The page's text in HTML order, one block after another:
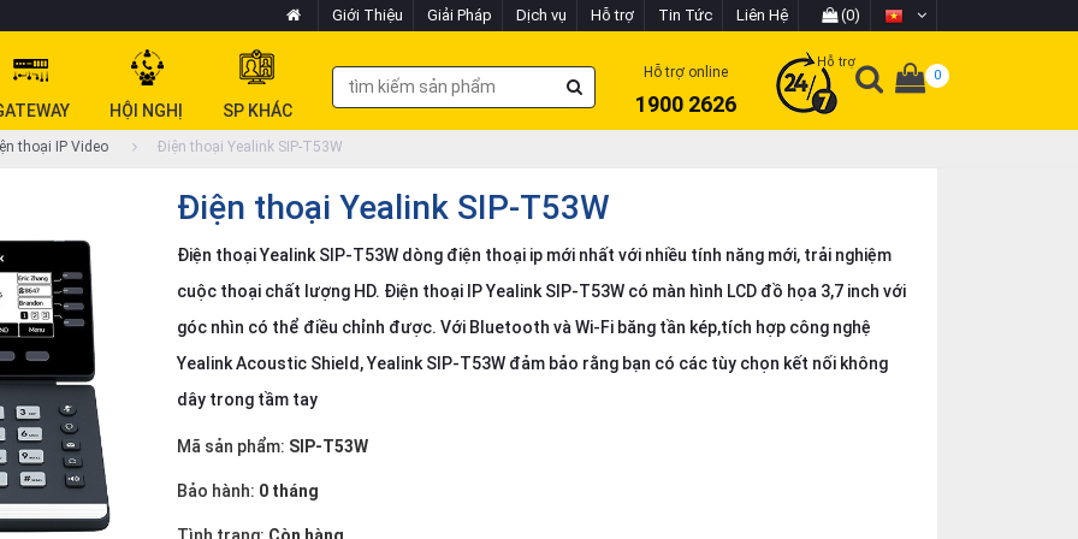
Giới Thiệu Giải Pháp Dịch vụ Hỗ trợ Tin Tức Liên Hệ (0)
HỘI NGHỊ SP KHÁC
Hỗ trợ online
1900 2626
Hỗ trợ
0
thoại IP Video Điện thoại Yealink SIP-T53W
Điện thoại Yealink SIP-T53W
Điện thoại Yealink SIP-T53W dòng điện thoại ip mới nhất với nhiều tính năng mới, trải nghiệm
cuộc thoại chất lượng HD. Điện thoại IP Yealink SIP-T53W có màn hình LCD đồ họa 3,7 inch với
góc nhìn có thể điều chỉnh được. Với Bluetooth và Wi-Fi băng tần kép,tích hợp công nghệ
Yealink Acoustic Shield, Yealink SIP-T53W đảm bảo rằng bạn có các tùy chọn kết nối không
dây trong tầm tay
Mã sản phẩm: SIP-T53W
Bảo hành: 0 tháng